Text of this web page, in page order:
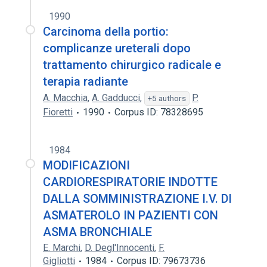
1990
Carcinoma della portio:
complicanze ureterali dopo
trattamento chirurgico radicale e
terapia radiante
A. Macchia, A. Gadducci, +5 authors
P.
Fioretti
1990 Corpus ID: 78328695
1984
MODIFICAZIONI
CARDIORESPIRATORIE INDOTTE
DALLA SOMMINISTRAZIONE I.V. DI
ASMATEROLO IN PAZIENTI CON
ASMA BRONCHIALE
E. Marchi, D. Degl'Innocenti, F.
Gigliotti
1984 Corpus ID: 79673736